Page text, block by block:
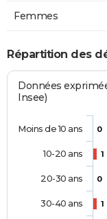
Femmes
Répartition des
Données
Insee)
0
1
0
1
Moins de 10 ans
10-20 ans
20-30 ans
30-40 ans